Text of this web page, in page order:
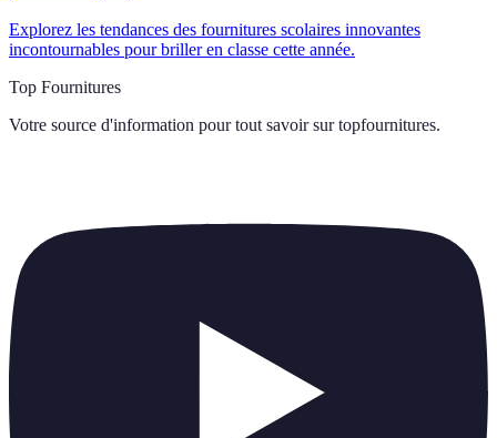
Explorez les tendances des fournitures scolaires innovantes
incontournables pour briller en classe cette année.
Top Fournitures
Votre source d'information pour tout savoir sur topfournitures.